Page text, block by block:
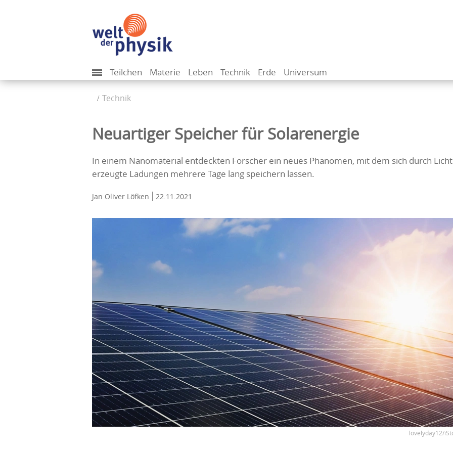
Teilchen Materie Leben Technik Erde Universum
Technik
Neuartiger Speicher für Solarenergie
In einem Nanomaterial entdeckten Forscher ein neues Phänomen, mit dem sich durch Licht
erzeugte Ladungen mehrere Tage lang speichern lassen.
Jan Oliver Löfken 22.11.2021
lovelyday12/